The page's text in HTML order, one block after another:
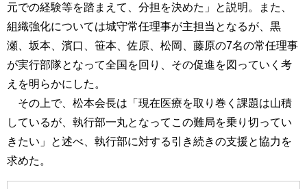
元での経験等を踏まえて、分担を決めた」と説明。また、
組織強化については城守常任理事が主担当となるが、黒
瀬、坂本、濱口、笹本、佐原、松岡、藤原の7名の常任理事
が実行部隊となって全国を回り、その促進を図っていく考
えを明らかにした。
その上で、松本会長は「現在医療を取り巻く課題は山積
しているが、執行部一丸となってこの難局を乗り切ってい
きたい」と述べ、執行部に対する引き続きの支援と協力を
求めた。